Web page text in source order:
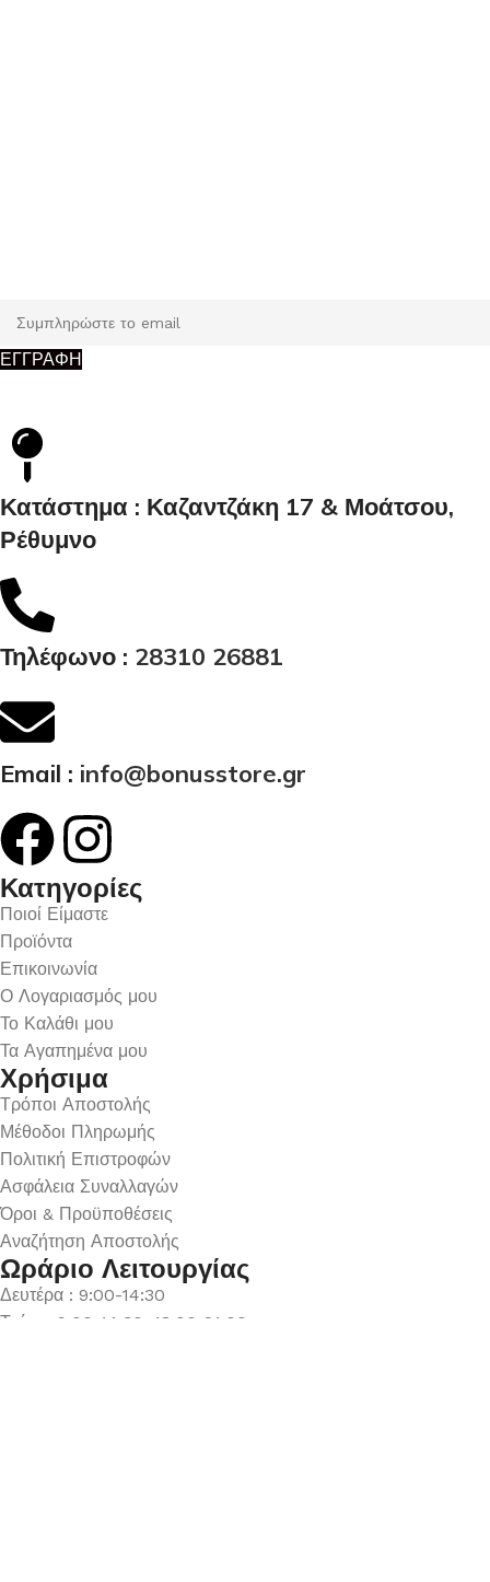
ΕΓΓΡΑΦΗ
Κατάστημα : Καζαντζάκη 17 & Μοάτσου,
Ρέθυμνο
Τηλέφωνο : 28310 26881
Email : info@bonusstore.gr
Κατηγορίες
Ποιοί Είμαστε
Προϊόντα
Επικοινωνία
Ο Λογαριασμός μου
Το Καλάθι μου
Τα Αγαπημένα μου
Χρήσιμα
Τρόποι Αποστολής
Μέθοδοι Πληρωμής
Πολιτική Επιστροφών
Ασφάλεια Συναλλαγών
Όροι & Προϋποθέσεις
Αναζήτηση Αποστολής
Ωράριο Λειτουργίας
Δευτέρα : 9:00-14:30
Τρίτη : 9:00-14:30, 18:00-21:00